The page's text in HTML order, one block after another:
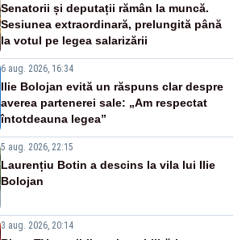
Senatorii și deputații rămân la muncă.
Sesiunea extraordinară, prelungită până
la votul pe legea salarizării
6 aug. 2026, 16:34
Ilie Bolojan evită un răspuns clar despre
averea partenerei sale: „Am respectat
întotdeauna legea”
5 aug. 2026, 22:15
Laurențiu Botin a descins la vila lui Ilie
Bolojan
3 aug. 2026, 20:14